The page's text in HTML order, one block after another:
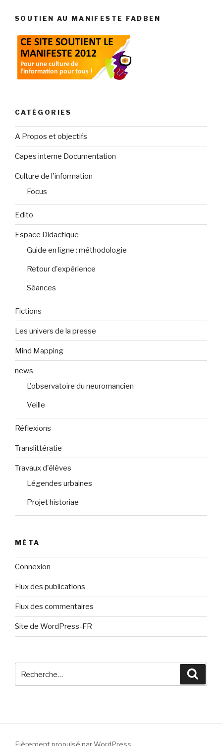
SOUTIEN AU MANIFESTE FADBEN
CATÉGORIES
A Propos et objectifs
Capes interne Documentation
Culture de l'information
Focus
Edito
Espace Didactique
Guide en ligne : méthodologie
Retour d'expérience
Séances
Fictions
Les univers de la presse
Mind Mapping
news
L'observatoire du neuromancien
Veille
Réflexions
Translittératie
Travaux d'élèves
Légendes urbaines
Projet historiae
MÉTA
Connexion
Flux des publications
Flux des commentaires
Site de WordPress-FR
pour